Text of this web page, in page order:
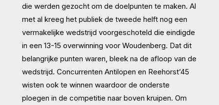
die werden gezocht om de doelpunten te maken. Al
met al kreeg het publiek de tweede helft nog een
vermakelijke wedstrijd voorgeschoteld die eindigde
in een 13-15 overwinning voor Woudenberg. Dat dit
belangrijke punten waren, bleek na de afloop van de
wedstrijd. Concurrenten Antilopen en Reehorst’45
wisten ook te winnen waardoor de onderste
ploegen in de competitie naar boven kruipen. Om